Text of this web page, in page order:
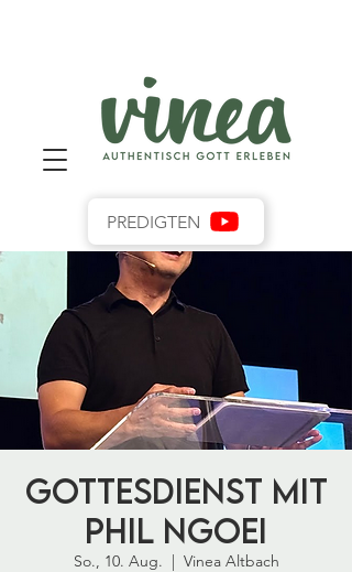
PREDIGTEN
Gottesdienst mit
Phil Ngoei
So., 10. Aug.
  |
Vinea Altbach